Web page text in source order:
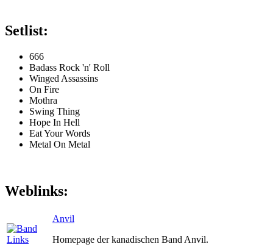
Setlist:
666
Badass Rock 'n' Roll
Winged Assassins
On Fire
Mothra
Swing Thing
Hope In Hell
Eat Your Words
Metal On Metal
Weblinks:
Anvil
Homepage der kanadischen Band Anvil.